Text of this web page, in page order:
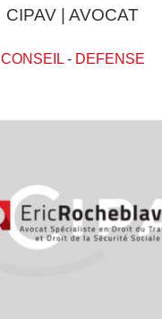
CIPAV | AVOCAT
CONSEIL- DEFENSE